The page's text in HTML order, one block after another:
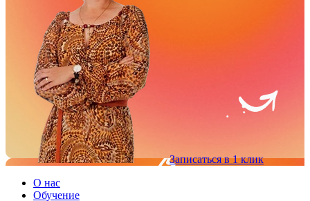
Записаться в 1 клик
О нас
Обучение